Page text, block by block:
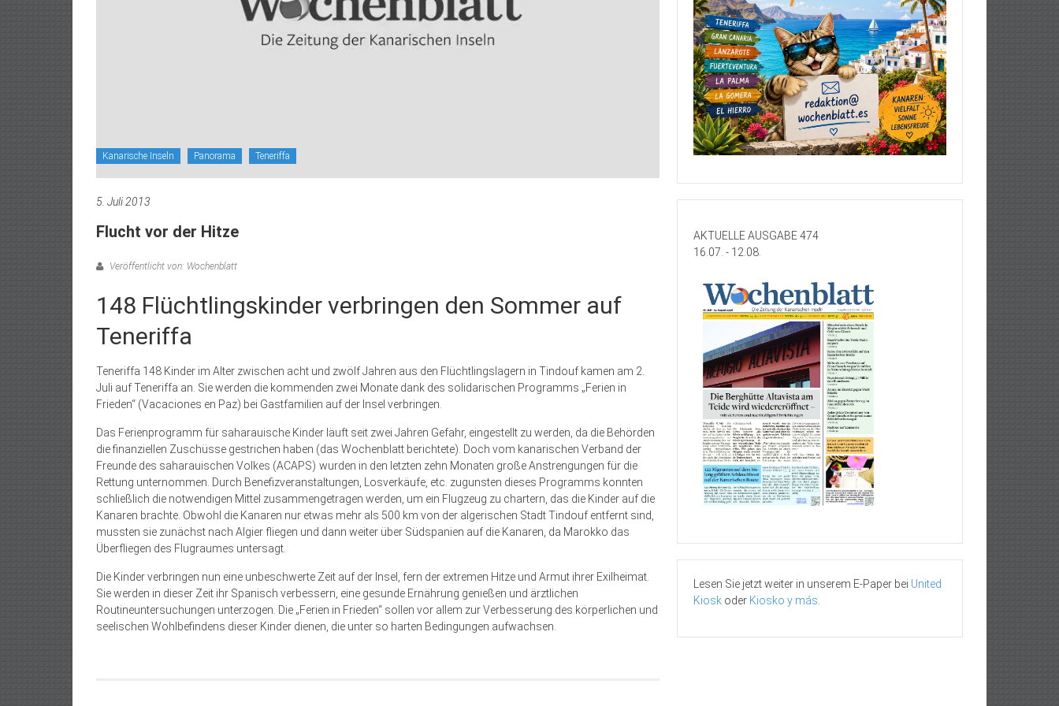
Kanarische Inseln Panorama Teneriffa
5. Juli 2013
Flucht vor der Hitze
Veröffentlicht von: Wochenblatt
148 Flüchtlingskinder verbringen den Sommer auf
Teneriffa
Teneriffa 148 Kinder im Alter zwischen acht und zwölf Jahren aus den Flüchtlingslagern in Tindouf kamen am 2.
Juli auf Teneriffa an. Sie werden die kommenden zwei Monate dank des solidarischen Programms „Ferien in
Frieden“ (Vacaciones en Paz) bei Gastfamilien auf der Insel verbringen.
Das Ferienprogramm für saharauische Kinder läuft seit zwei Jahren Gefahr, eingestellt zu werden, da die Behörden
die finanziellen Zuschüsse gestrichen haben (das Wochenblatt berichtete). Doch vom kanarischen Verband der
Freunde des saharauischen Volkes (ACAPS) wurden in den letzten zehn Monaten große Anstrengungen für die
Rettung unternommen. Durch Benefizveranstaltungen, Losverkäufe, etc. zugunsten dieses Programms konnten
schließlich die notwendigen Mittel zusammengetragen werden, um ein Flugzeug zu chartern, das die Kinder auf die
Kanaren brachte. Obwohl die Kanaren nur etwas mehr als 500 km von der algerischen Stadt Tindouf entfernt sind,
mussten sie zunächst nach Algier fliegen und dann weiter über Südspanien auf die Kanaren, da Marokko das
Überfliegen des Flugraumes untersagt.
Die Kinder verbringen nun eine unbeschwerte Zeit auf der Insel, fern der extremen Hitze und Armut ihrer Exilheimat.
Sie werden in dieser Zeit ihr Spanisch verbessern, eine gesunde Ernährung genießen und ärztlichen
Routineuntersuchungen unterzogen. Die „Ferien in Frieden“ sollen vor allem zur Verbesserung des körperlichen und
seelischen Wohlbefindens dieser Kinder dienen, die unter so harten Bedingungen aufwachsen.
AKTUELLE AUSGABE 474
16.07. - 12.08.
Lesen Sie jetzt weiter in unserem E-Paper bei United
Kiosk oder Kiosko y más